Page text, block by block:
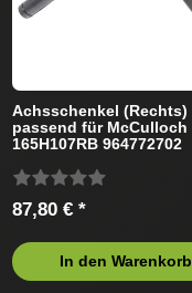
Achsschenkel (Rechts)
passend für McCulloch
165H107RB 964772702
87,80 € *
In den Warenkorb